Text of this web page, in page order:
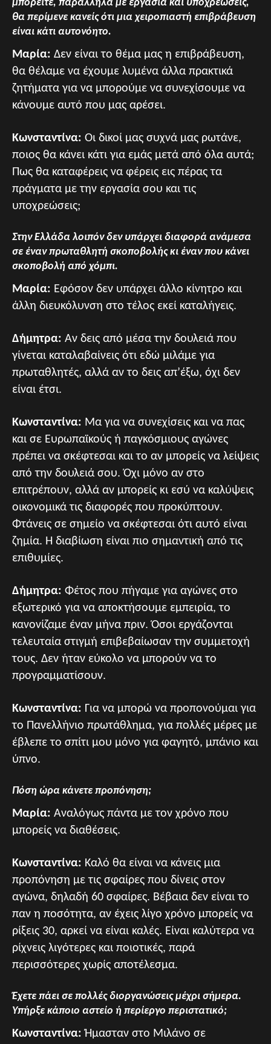
μπορείτε, παράλληλα με εργασία και υποχρεώσεις,
θα περίμενε κανείς ότι μια χειροπιαστή επιβράβευση
είναι κάτι αυτονόητο.
Μαρία: Δεν είναι το θέμα μας η επιβράβευση,
θα θέλαμε να έχουμε λυμένα άλλα πρακτικά
ζητήματα για να μπορούμε να συνεχίσουμε να
κάνουμε αυτό που μας αρέσει.
Κωνσταντίνα: Οι δικοί μας συχνά μας ρωτάνε,
ποιος θα κάνει κάτι για εμάς μετά από όλα αυτά;
Πως θα καταφέρεις να φέρεις εις πέρας τα
πράγματα με την εργασία σου και τις
υποχρεώσεις;
Στην Ελλάδα λοιπόν δεν υπάρχει διαφορά ανάμεσα
σε έναν πρωταθλητή σκοποβολής κι έναν που κάνει
σκοποβολή από χόμπι.
Μαρία: Εφόσον δεν υπάρχει άλλο κίνητρο και
άλλη διευκόλυνση στο τέλος εκεί καταλήγεις.
Δήμητρα: Αν δεις από μέσα την δουλειά που
γίνεται καταλαβαίνεις ότι εδώ μιλάμε για
πρωταθλητές, αλλά αν το δεις απ’έξω, όχι δεν
είναι έτσι.
Κωνσταντίνα: Μα για να συνεχίσεις και να πας
και σε Ευρωπαϊκούς ή παγκόσμιους αγώνες
πρέπει να σκέφτεσαι και το αν μπορείς να λείψεις
από την δουλειά σου. Όχι μόνο αν στο
επιτρέπουν, αλλά αν μπορείς κι εσύ να καλύψεις
οικονομικά τις διαφορές που προκύπτουν.
Φτάνεις σε σημείο να σκέφτεσαι ότι αυτό είναι
ζημία. Η διαβίωση είναι πιο σημαντική από τις
επιθυμίες.
Δήμητρα: Φέτος που πήγαμε για αγώνες στο
εξωτερικό για να αποκτήσουμε εμπειρία, το
κανονίζαμε έναν μήνα πριν. Όσοι εργάζονται
τελευταία στιγμή επιβεβαίωσαν την συμμετοχή
τους. Δεν ήταν εύκολο να μπορούν να το
προγραμματίσουν.
Κωνσταντίνα: Για να μπορώ να προπονούμαι για
το Πανελλήνιο πρωτάθλημα, για πολλές μέρες με
έβλεπε το σπίτι μου μόνο για φαγητό, μπάνιο και
ύπνο.
Πόση ώρα κάνετε προπόνηση;
Μαρία: Αναλόγως πάντα με τον χρόνο που
μπορείς να διαθέσεις.
Κωνσταντίνα: Καλό θα είναι να κάνεις μια
προπόνηση με τις σφαίρες που δίνεις στον
αγώνα, δηλαδή 60 σφαίρες. Βέβαια δεν είναι το
παν η ποσότητα, αν έχεις λίγο χρόνο μπορείς να
ρίξεις 30, αρκεί να είναι καλές. Είναι καλύτερα να
ρίχνεις λιγότερες και ποιοτικές, παρά
περισσότερες χωρίς αποτέλεσμα.
Έχετε πάει σε πολλές διοργανώσεις μέχρι σήμερα.
Υπήρξε κάποιο αστείο ή περίεργο περιστατικό;
Κωνσταντίνα: Ήμασταν στο Μιλάνο σε